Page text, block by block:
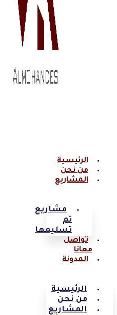
الرئيسية
من نحن
المشاريع
مشاريع
تم
تسليمها
تواصل
معانا
المدونة
الرئيسية
من نحن
المشاريع